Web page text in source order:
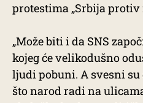
protestima „Srbija protiv
„Može biti i da SNS
kojeg će velikodušno
ljudi pobuni. A svesni su
što narod radi na